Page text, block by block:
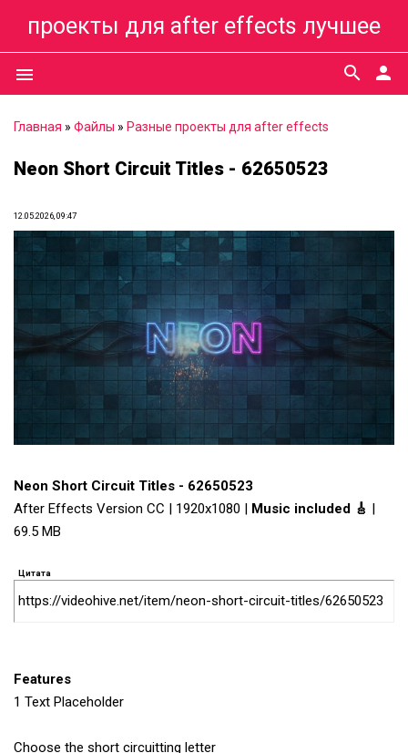
проекты для after effects лучшее
menu person
search
Главная » Файлы » Разные проекты для after effects
Neon Short Circuit Titles - 62650523
12.05.2026, 09:47
Neon Short Circuit Titles - 62650523
After Effects Version CC | 1920x1080 | Music included 🎸 |
69.5 MB
Цитата
https://videohive.net/item/neon-short-circuit-titles/62650523
Features
1 Text Placeholder
Choose the short circuitting letter